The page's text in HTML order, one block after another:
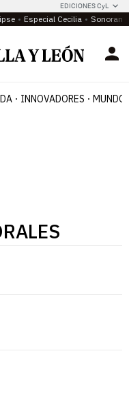
EDICIONES CyL
Especial Cecilia
INNOVADORES MUNDO